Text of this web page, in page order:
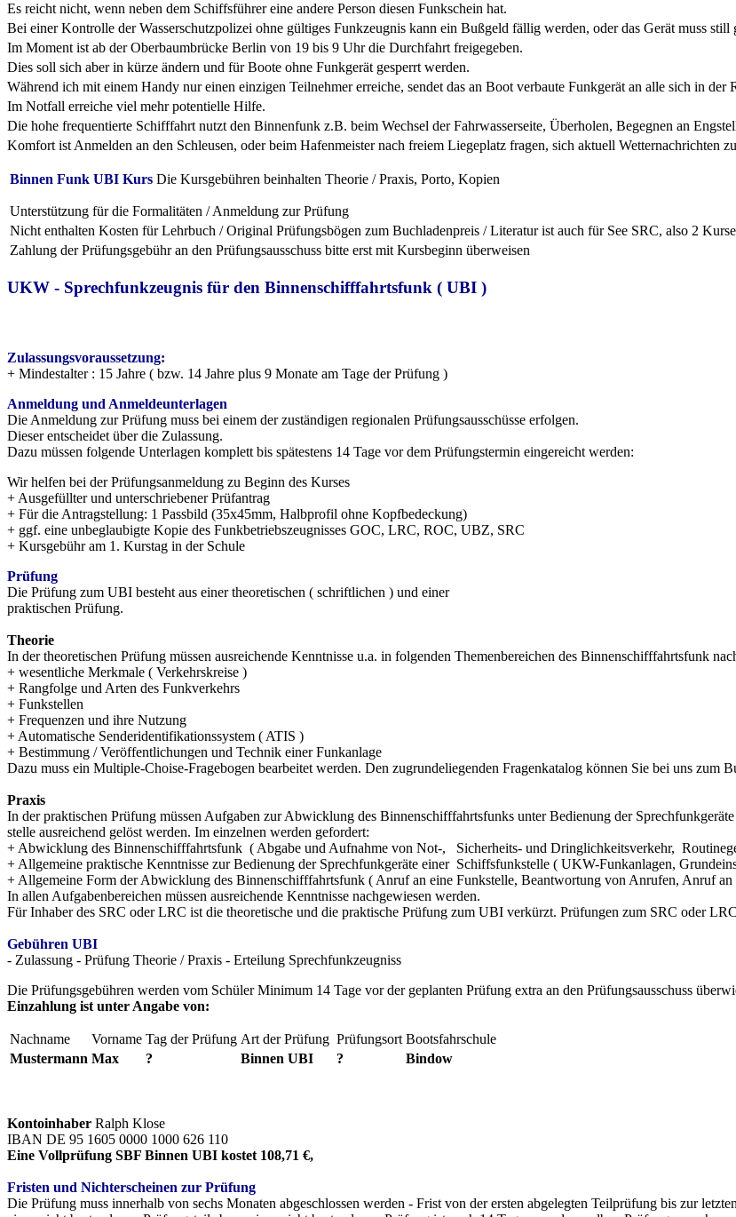
Es reicht nicht, wenn neben dem Schiffsführer eine andere Person diesen Funkschein hat.
Bei einer Kontrolle der Wasserschutzpolizei ohne gültiges Funkzeugnis kann ein Bußgeld fällig werden, oder das Gerät muss still
Im Moment ist ab der Oberbaumbrücke Berlin von 19 bis 9 Uhr die Durchfahrt freigegeben.
Dies soll sich aber in kürze ändern und für Boote ohne Funkgerät gesperrt werden.
Während ich mit einem Handy nur einen einzigen Teilnehmer erreiche, sendet das an Boot verbaute Funkgerät an alle sich in
Im Notfall erreiche viel mehr potentielle Hilfe.
Die hohe frequentierte Schifffahrt nutzt den Binnenfunk z.B. beim Wechsel der Fahrwasserseite, Überholen, Begegnen an
Komfort ist Anmelden an den Schleusen, oder beim Hafenmeister nach freiem Liegeplatz fragen, sich aktuell Wetternachrichten
Binnen Funk UBI Kurs Die Kursgebühren beinhalten Theorie / Praxis, Porto, Kopien
Unterstützung für die Formalitäten / Anmeldung zur Prüfung
Nicht enthalten Kosten für Lehrbuch / Original Prüfungsbögen zum Buchladenpreis / Literatur ist auch für See SRC, also 2
Zahlung der Prüfungsgebühr an den Prüfungsausschuss bitte erst mit Kursbeginn überweisen
UKW - Sprechfunkzeugnis für den Binnenschifffahrtsfunk ( UBI )
Zulassungsvoraussetzung:
+ Mindestalter : 15 Jahre ( bzw. 14 Jahre plus 9 Monate am Tage der Prüfung )
Anmeldung und Anmeldeunterlagen
Die Anmeldung zur Prüfung muss bei einem der zuständigen regionalen Prüfungsausschüsse erfolgen.
Dieser entscheidet über die Zulassung.
Dazu müssen folgende Unterlagen komplett bis spätestens 14 Tage vor dem Prüfungstermin eingereicht werden:
Wir helfen bei der Prüfungsanmeldung zu Beginn des Kurses
+ Ausgefüllter und unterschriebener Prüfantrag
+ Für die Antragstellung: 1 Passbild (35x45mm, Halbprofil ohne Kopfbedeckung)
+ ggf. eine unbeglaubigte Kopie des Funkbetriebszeugnisses GOC, LRC, ROC, UBZ, SRC
+ Kursgebühr am 1. Kurstag in der Schule
Prüfung
Die Prüfung zum UBI besteht aus einer theoretischen ( schriftlichen ) und einer
praktischen Prüfung.
Theorie
In der theoretischen Prüfung müssen ausreichende Kenntnisse u.a. in folgenden Themenbereichen des Binnenschifffahrtsfunk
+ wesentliche Merkmale ( Verkehrskreise )
+ Rangfolge und Arten des Funkverkehrs
+ Funkstellen
+ Frequenzen und ihre Nutzung
+ Automatische Senderidentifikationssystem ( ATIS )
+ Bestimmung / Veröffentlichungen und Technik einer Funkanlage
Dazu muss ein Multiple-Choise-Fragebogen bearbeitet werden. Den zugrundeliegenden Fragenkatalog können Sie bei uns zum
Praxis
In der praktischen Prüfung müssen Aufgaben zur Abwicklung des Binnenschifffahrtsfunks unter Bedienung der
stelle ausreichend gelöst werden. Im einzelnen werden gefordert:
+ Abwicklung des Binnenschifffahrtsfunk ( Abgabe und Aufnahme von Not-, Sicherheits- und Dringlichkeitsverkehr,
+ Allgemeine praktische Kenntnisse zur Bedienung der Sprechfunkgeräte einer Schiffsfunkstelle ( UKW-Funkanlagen,
+ Allgemeine Form der Abwicklung des Binnenschifffahrtsfunk ( Anruf an eine Funkstelle, Beantwortung von Anrufen, Anruf an
In allen Aufgabenbereichen müssen ausreichende Kenntnisse nachgewiesen werden.
Für Inhaber des SRC oder LRC ist die theoretische und die praktische Prüfung zum UBI verkürzt. Prüfungen zum SRC oder
Gebühren UBI
- Zulassung - Prüfung Theorie / Praxis - Erteilung Sprechfunkzeugniss
Die Prüfungsgebühren werden vom Schüler Minimum 14 Tage vor der geplanten Prüfung extra an den Prüfungsausschuss
Einzahlung ist unter Angabe von:
Nachname Vorname Tag der Prüfung Art der Prüfung Prüfungsort Bootsfahrschule
Mustermann Max ? Binnen UBI ? Bindow
Kontoinhaber Ralph Klose
IBAN DE 95 1605 0000 1000 626 110
Eine Vollprüfung SBF Binnen UBI kostet 108,71 €,
Fristen und Nichterscheinen zur Prüfung
Die Prüfung muss innerhalb von sechs Monaten abgeschlossen werden - Frist von der ersten abgelegten Teilprüfung bis zur